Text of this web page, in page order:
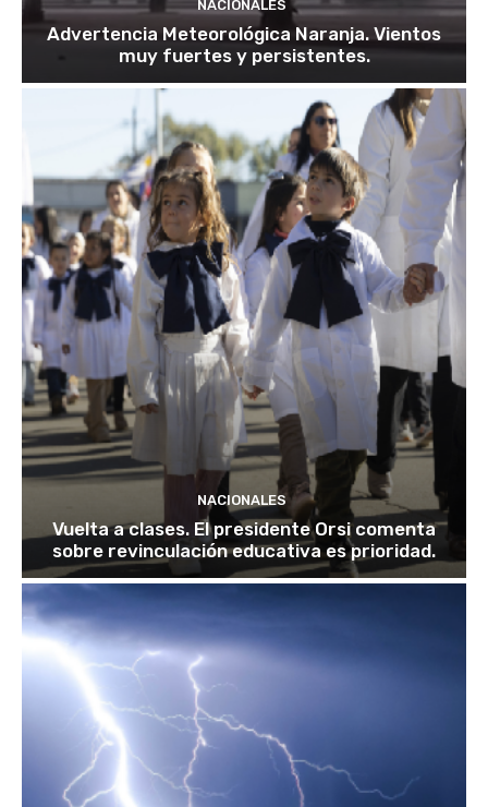
NACIONALES
Advertencia Meteorológica Naranja. Vientos
muy fuertes y persistentes.
NACIONALES
Vuelta a clases. El presidente Orsi comenta
sobre revinculación educativa es prioridad.